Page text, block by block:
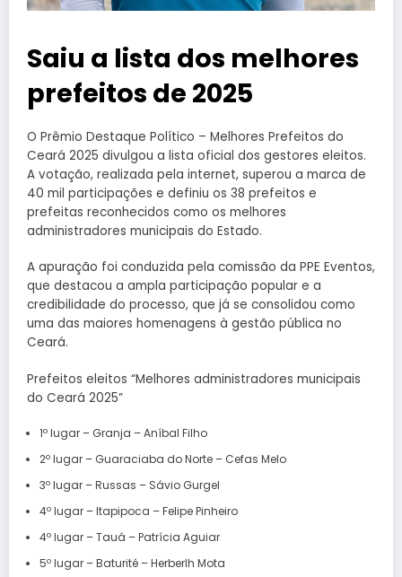
Saiu a lista dos melhores
prefeitos de 2025
O Prêmio Destaque Político – Melhores Prefeitos do
Ceará 2025 divulgou a lista oficial dos gestores eleitos.
A votação, realizada pela internet, superou a marca de
40 mil participações e definiu os 38 prefeitos e
prefeitas reconhecidos como os melhores
administradores municipais do Estado.
A apuração foi conduzida pela comissão da PPE Eventos,
que destacou a ampla participação popular e a
credibilidade do processo, que já se consolidou como
uma das maiores homenagens à gestão pública no
Ceará.
Prefeitos eleitos “Melhores administradores municipais
do Ceará 2025”
1º lugar – Granja – Aníbal Filho
2º lugar – Guaraciaba do Norte – Cefas Melo
3º lugar – Russas – Sávio Gurgel
4º lugar – Itapipoca – Felipe Pinheiro
4º lugar – Tauá – Patrícia Aguiar
5º lugar – Baturité – Herberlh Mota